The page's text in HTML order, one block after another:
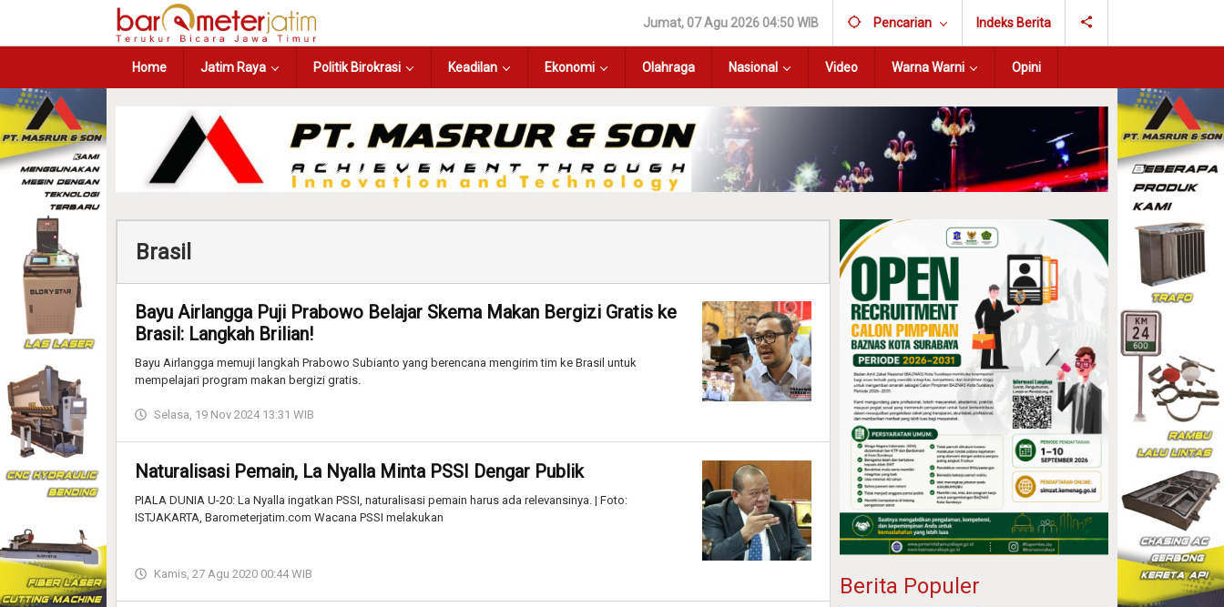
Jumat, 07 Agu 2026 04:50 WIB Pencarian Indeks Berita
Home Jatim Raya Politik Birokrasi Keadilan Ekonomi Olahraga Nasional Video Warna Warni Opini
Brasil
Bayu Airlangga Puji Prabowo Belajar Skema Makan Bergizi Gratis ke
Brasil: Langkah Brilian!
Bayu Airlangga memuji langkah Prabowo Subianto yang berencana mengirim tim ke Brasil untuk
mempelajari program makan bergizi gratis.
Selasa, 19 Nov 2024 13:31 WIB
Naturalisasi Pemain, La Nyalla Minta PSSI Dengar Publik
PIALA DUNIA U-20: La Nyalla ingatkan PSSI, naturalisasi pemain harus ada relevansinya. | Foto:
ISTJAKARTA, Barometerjatim.com Wacana PSSI melakukan
Kamis, 27 Agu 2020 00:44 WIB
Berita Populer